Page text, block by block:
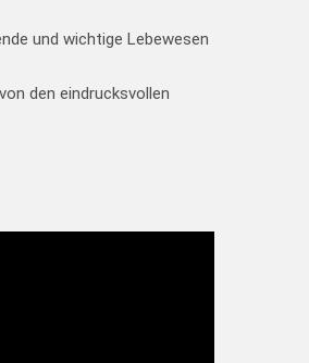
und wichtige Lebewesen
den eindrucksvollen